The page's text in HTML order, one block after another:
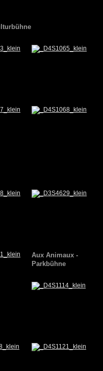
Aux Animaux -
Parkbühne